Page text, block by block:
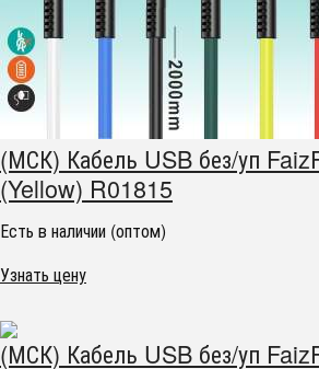
(МСК) Кабель USB без/уп
(Yellow) R01815
Есть в наличии (оптом)
Узнать цену
(МСК) Кабель USB без/уп